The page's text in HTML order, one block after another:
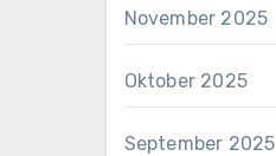
November 2025
Oktober 2025
September 2025